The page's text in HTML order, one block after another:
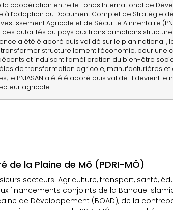
la coopération entre le Fonds International de
à l’adoption du Document Complet de Stratégie
Agricole et de Sécurité Alimentaire
autorités du pays aux transformations
a été élaboré puis validé sur le plan national ,
structurellement l’économie, pour une
et induisant l’amélioration du bien-être
de transformation agricole, manufacturières et
le PNIASAN a été élaboré puis validé. Il devient le
agricole.
de la Plaine de Mô (PDRI-MÔ)
secteurs: Agriculture, transport, santé,
financements conjoints de la Banque
de Développement (BOAD), de la